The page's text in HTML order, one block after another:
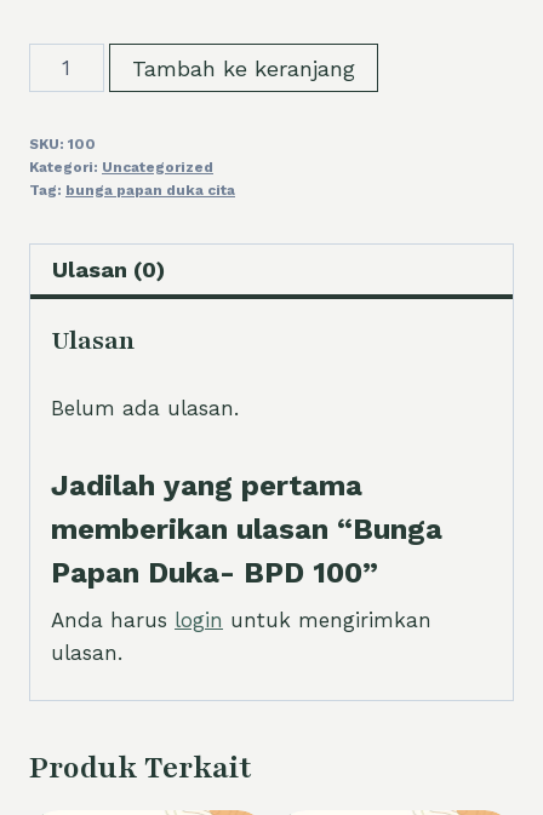
Kuantitas
Bunga
Duka-
BPD
Tambah ke keranjang
SKU: 100
Kategori: Uncategorized
Tag: bunga papan duka cita
Ulasan (0)
Ulasan
Belum ada ulasan.
Jadilah yang pertama
memberikan ulasan “Bunga
Papan Duka- BPD 100”
Anda harus login untuk mengirimkan
ulasan.
Produk Terkait